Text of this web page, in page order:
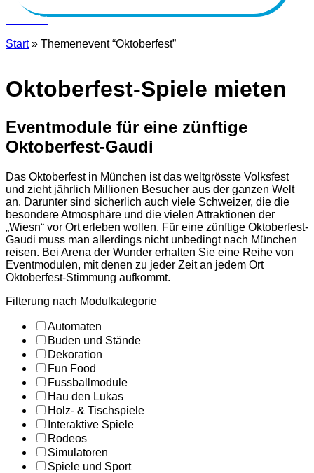
Kontakt
Start» Themenevent “Oktoberfest”
Oktoberfest-Spiele mieten
Eventmodule für eine zünftige
Oktoberfest-Gaudi
Das Oktoberfest in München ist das weltgrösste Volksfest
und zieht jährlich Millionen Besucher aus der ganzen Welt
an. Darunter sind sicherlich auch viele Schweizer, die die
besondere Atmosphäre und die vielen Attraktionen der
„Wiesn“ vor Ort erleben wollen. Für eine zünftige Oktoberfest-
Gaudi muss man allerdings nicht unbedingt nach München
reisen. Bei Arena der Wunder erhalten Sie eine Reihe von
Eventmodulen, mit denen zu jeder Zeit an jedem Ort
Oktoberfest-Stimmung aufkommt.
Filterung nach Modulkategorie
Automaten
Buden und Stände
Dekoration
Fun Food
Fussballmodule
Hau den Lukas
Holz- & Tischspiele
Interaktive Spiele
Rodeos
Simulatoren
Spiele und Sport